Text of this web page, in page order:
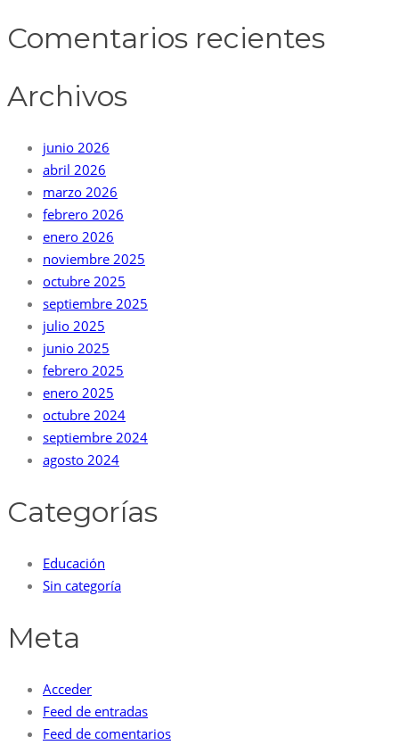
Comentarios recientes
Archivos
junio 2026
abril 2026
marzo 2026
febrero 2026
enero 2026
noviembre 2025
octubre 2025
septiembre 2025
julio 2025
junio 2025
febrero 2025
enero 2025
octubre 2024
septiembre 2024
agosto 2024
Categorías
Educación
Sin categoría
Meta
Acceder
Feed de entradas
Feed de comentarios